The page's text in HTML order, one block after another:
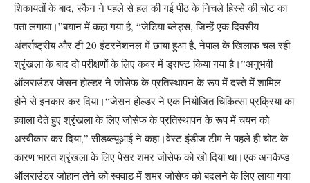
शिकायतों के बाद, स्कैन ने पहले से हल की गई पीठ के निचले हिस्से की चोट का
पता लगाया।”बयान में कहा गया है, “जेडिया ब्लेड्स, जिन्हें एक दिवसीय
अंतर्राष्ट्रीय और टी 20 इंटरनेशनल में छाया हुआ है, नेपाल के खिलाफ चल रही
श्रृंखला के बाद दो परीक्षणों के लिए कवर में ड्राफ्ट किया गया है।”अनुभवी
ऑलराउंडर जेसन होल्डर ने जोसेफ के प्रतिस्थापन के रूप में दस्ते में शामिल
होने से इनकार कर दिया।“जेसन होल्डर ने एक नियोजित चिकित्सा प्रक्रिया का
हवाला देते हुए श्रृंखला के लिए जोसेफ के प्रतिस्थापन के रूप में चयन को
अस्वीकार कर दिया,” सीडब्ल्यूआई ने कहा।वेस्ट इंडीज टीम ने पहले ही चोट के
कारण भारत श्रृंखला के लिए पेसर शमर जोसेफ को खो दिया था।एक अनकैप्ड
ऑलराउंडर जोहान लेने को स्क्वाड में शमर जोसेफ को बदलने के लिए लाया गया